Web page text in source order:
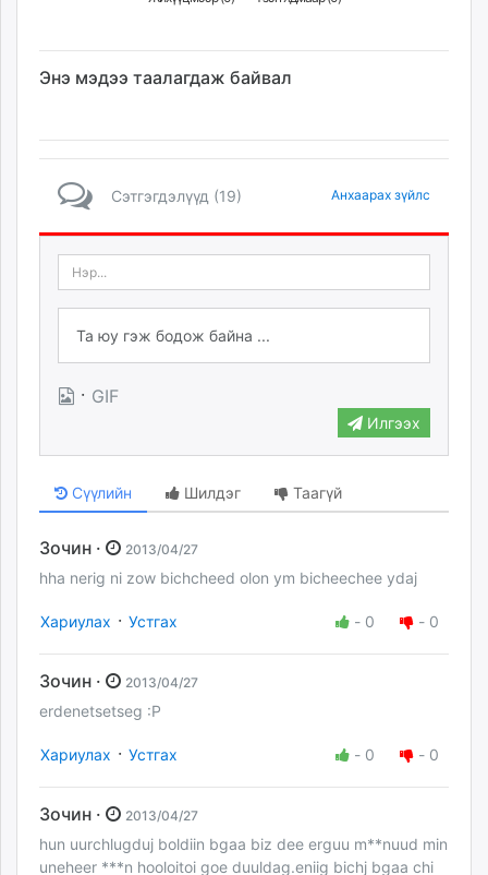
Энэ мэдээ таалагдаж байвал
Сэтгэгдэлүүд (19) Анхаарах зүйлс
· GIF
Илгээх
Сүүлийн Шилдэг Таагүй
Зочин · 2013/04/27
hha nerig ni zow bichcheed olon ym bicheechee ydaj
Хариулах · Устгах - 0 - 0
Зочин · 2013/04/27
erdenetsetseg :P
Хариулах · Устгах - 0 - 0
Зочин · 2013/04/27
hun uurchlugduj boldiin bgaa biz dee erguu m**nuud min
uneheer ***n hooloitoi goe duuldag.eniig bichj bgaa chi